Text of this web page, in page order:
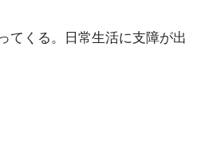
てくる。日常生活に支障が出